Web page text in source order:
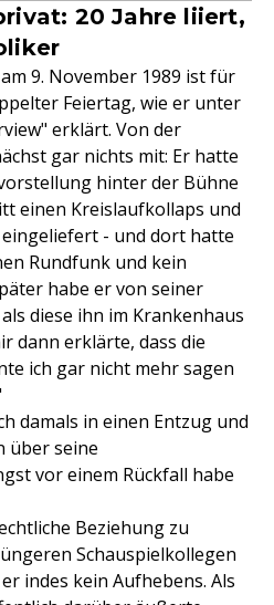
20 Jahre liiert,
9. November 1989 ist für
Feiertag, wie er unter
erklärt. Von der
gar nichts mit: Er hatte
hinter der Bühne
einen Kreislaufkollaps und
- und dort hatte
Rundfunk und kein
habe er von seiner
diese ihn im Krankenhaus
dann erklärte, dass die
ich gar nicht mehr sagen
damals in einen Entzug und
über seine
vor einem Rückfall habe
Beziehung zu
Schauspielkollegen
indes kein Aufhebens. Als